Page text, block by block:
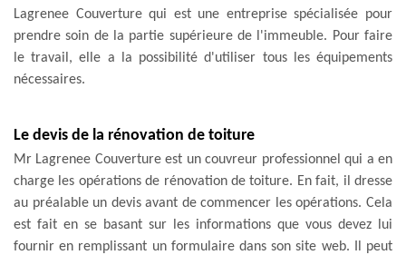
Lagrenee Couverture qui est une entreprise spécialisée pour
prendre soin de la partie supérieure de l'immeuble. Pour faire
le travail, elle a la possibilité d'utiliser tous les équipements
nécessaires.
Le devis de la rénovation de toiture
Mr Lagrenee Couverture est un couvreur professionnel qui a en
charge les opérations de rénovation de toiture. En fait, il dresse
au préalable un devis avant de commencer les opérations. Cela
est fait en se basant sur les informations que vous devez lui
fournir en remplissant un formulaire dans son site web. Il peut